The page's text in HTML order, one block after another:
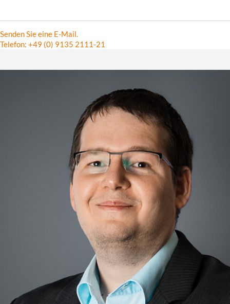
Senden Sie eine E-Mail.
Telefon: +49 (0) 9135 2111-21